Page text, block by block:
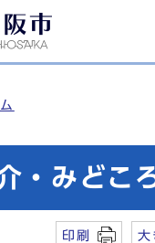
・みどこ
印刷 大